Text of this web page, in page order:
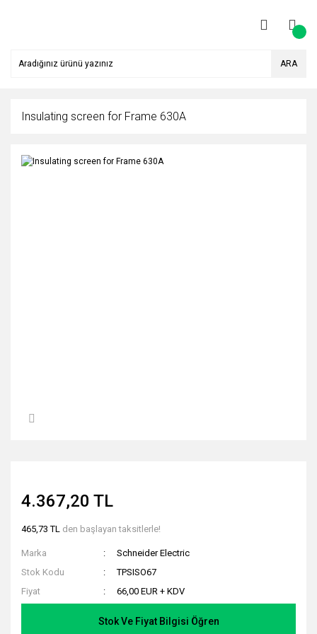
ARA
Insulating screen for Frame 630A
4.367,20 TL
465,73 TL den başlayan taksitlerle!
Marka
Schneider Electric
Stok Kodu
TPSISO67
Fiyat
66,00 EUR + KDV
Stok Ve Fiyat Bilgisi Öğren